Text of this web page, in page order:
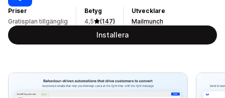
Priser
Gratisplan tillgänglig
Betyg
4,5
(147)
Utvecklare
Mailmunch
Installera